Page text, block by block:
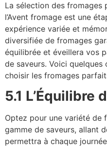
La sélection des fromages
l’Avent fromage est une
expérience variée et
diversifiée de fromages
équilibrée et éveillera vos
de saveurs. Voici
choisir les fromages
5.1 L’Équilibre
Optez pour une variété de
gamme de saveurs, allant
permettra à chaque